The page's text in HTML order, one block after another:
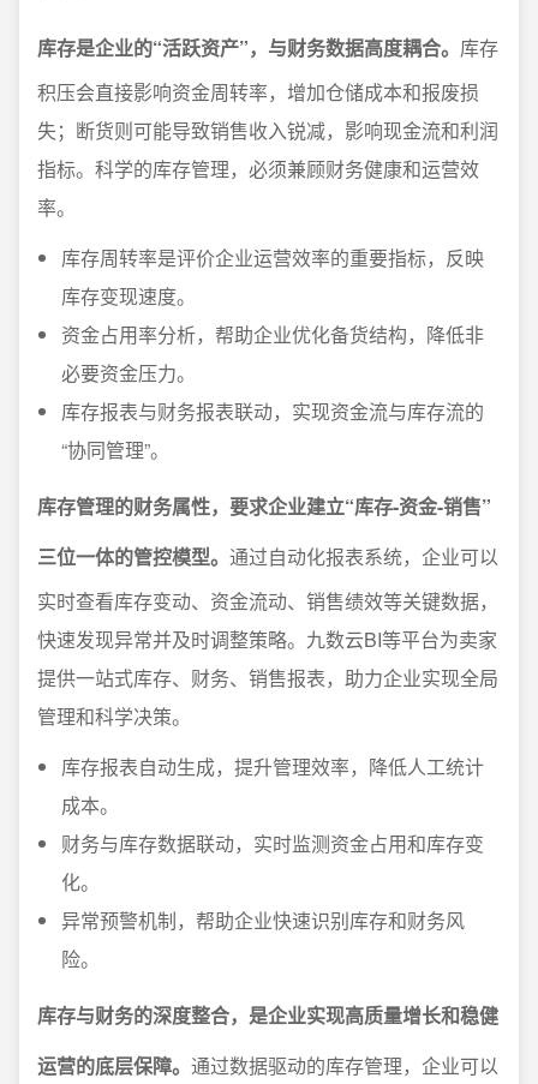
库存是企业的“活跃资产”，与财务数据高度耦合。 库存
积压会直接影响资金周转率，增加仓储成本和报废损
失；断货则可能导致销售收入锐减，影响现金流和利润
指标。科学的库存管理，必须兼顾财务健康和运营效
率。
库存周转率是评价企业运营效率的重要指标，反映
库存变现速度。
资金占用率分析，帮助企业优化备货结构，降低非
必要资金压力。
库存报表与财务报表联动，实现资金流与库存流的
“协同管理”。
库存管理的财务属性，要求企业建立“库存-资金-销售”
三位一体的管控模型。 通过自动化报表系统，企业可以
实时查看库存变动、资金流动、销售绩效等关键数据，
快速发现异常并及时调整策略。九数云BI等平台为卖家
提供一站式库存、财务、销售报表，助力企业实现全局
管理和科学决策。
库存报表自动生成，提升管理效率，降低人工统计
成本。
财务与库存数据联动，实时监测资金占用和库存变
化。
异常预警机制，帮助企业快速识别库存和财务风
险。
库存与财务的深度整合，是企业实现高质量增长和稳健
运营的底层保障。 通过数据驱动的库存管理，企业可以